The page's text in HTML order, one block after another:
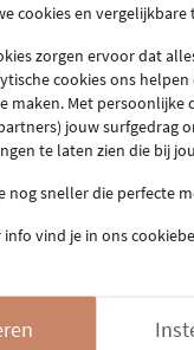
alle specificiaties
Hartbalans
48 cm
41 cm
Europees
je deze al
cookies en vergelijkbare
zorgen ervoor dat
cookies ons helpen
maken. Met persoonlijke
jouw surfgedrag
te laten zien die bij
nog sneller die perfecte
info vind je in ons